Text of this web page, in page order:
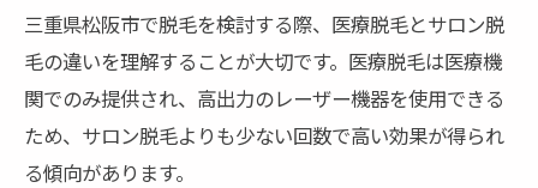
三重県松阪市で脱毛を検討する際、医療脱毛とサロン脱
毛の違いを理解することが大切です。医療脱毛は医療機
関でのみ提供され、高出力のレーザー機器を使用できる
ため、サロン脱毛よりも少ない回数で高い効果が得られ
る傾向があります。